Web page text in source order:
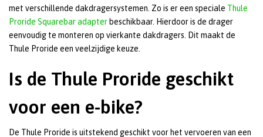
met verschillende dakdragersystemen. Zo is er een speciale Thule
Proride Squarebar adapterbeschikbaar. Hierdoor is de drager
eenvoudig te monteren op vierkante dakdragers. Dit maakt de
Thule Proride een veelzijdige keuze.
Is de Thule Proride geschikt
voor een e-bike?
De Thule Proride is uitstekend geschikt voor het vervoeren van een